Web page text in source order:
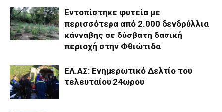
Εντοπίστηκε φυτεία με
περισσότερα από 2.000 δενδρύλλια
κάνναβης σε δύσβατη δασική
περιοχή στην Φθιώτιδα
ΕΛ.ΑΣ: Ενημερωτικό Δελτίο του
τελευταίου 24ωρου